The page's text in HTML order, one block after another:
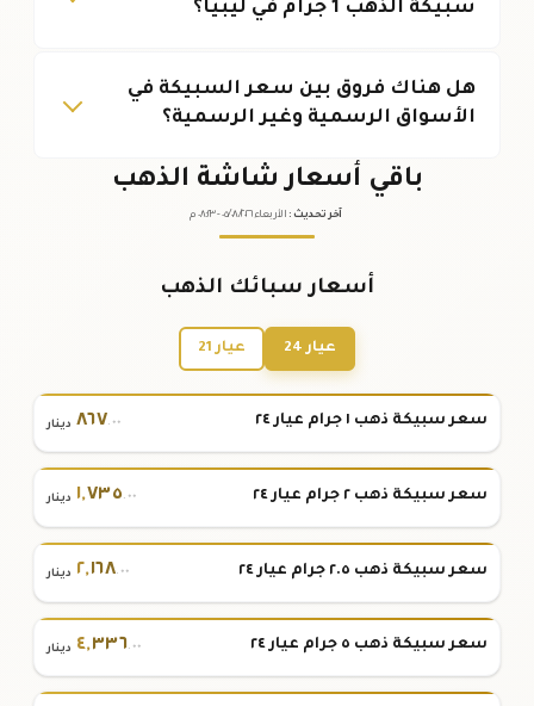
سبيكة الذهب 1 جرام في ليبيا؟
هل هناك فروق بين سعر السبيكة في
الأسواق الرسمية وغير الرسمية؟
باقي أسعار شاشة الذهب
آخر تحديث : الأربعاء ٠٥ /٠٨/٢٠٢٦ - ٠٨:٢٣م
أسعار سبائك الذهب
عيار 24 عيار 21
سعر سبيكة ذهب ١ جرام عيار ٢٤ ٨٦٧.٠٠ دينار
سعر سبيكة ذهب ٢ جرام عيار ٢٤ ١,٧٣٥.٠٠ دينار
سعر سبيكة ذهب ٢.٥ جرام عيار ٢٤ ٢,١٦٨.٠٠ دينار
سعر سبيكة ذهب ٥ جرام عيار ٢٤ ٤,٣٣٦.٠٠ دينار